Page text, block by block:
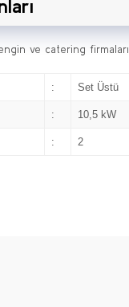
ve catering
: Set Üstü
: 10,5 kW
: 2